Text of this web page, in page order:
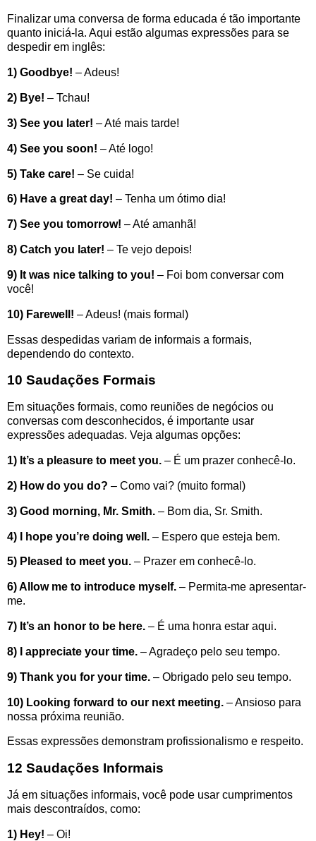
Finalizar uma conversa de forma educada é tão importante
quanto iniciá-la. Aqui estão algumas expressões para se
despedir em inglês:
1) Goodbye! – Adeus!
2) Bye! – Tchau!
3) See you later! – Até mais tarde!
4) See you soon! – Até logo!
5) Take care! – Se cuida!
6) Have a great day! – Tenha um ótimo dia!
7) See you tomorrow! – Até amanhã!
8) Catch you later! – Te vejo depois!
9) It was nice talking to you! – Foi bom conversar com
você!
10) Farewell! – Adeus! (mais formal)
Essas despedidas variam de informais a formais,
dependendo do contexto.
10 Saudações Formais
Em situações formais, como reuniões de negócios ou
conversas com desconhecidos, é importante usar
expressões adequadas. Veja algumas opções:
1) It’s a pleasure to meet you. – É um prazer conhecê-lo.
2) How do you do? – Como vai? (muito formal)
3) Good morning, Mr. Smith. – Bom dia, Sr. Smith.
4) I hope you’re doing well. – Espero que esteja bem.
5) Pleased to meet you. – Prazer em conhecê-lo.
6) Allow me to introduce myself. – Permita-me apresentar-
me.
7) It’s an honor to be here. – É uma honra estar aqui.
8) I appreciate your time. – Agradeço pelo seu tempo.
9) Thank you for your time. – Obrigado pelo seu tempo.
10) Looking forward to our next meeting. – Ansioso para
nossa próxima reunião.
Essas expressões demonstram profissionalismo e respeito.
12 Saudações Informais
Já em situações informais, você pode usar cumprimentos
mais descontraídos, como:
1) Hey! – Oi!